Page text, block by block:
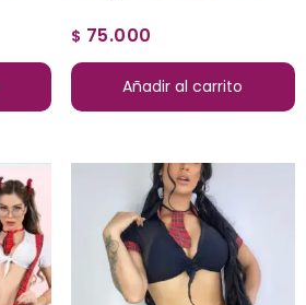
$ 75.000
Añadir al carrito